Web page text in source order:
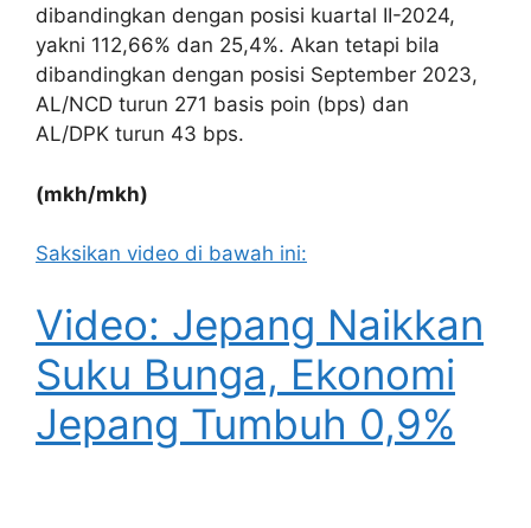
dibandingkan dengan posisi kuartal II-2024,
yakni 112,66% dan 25,4%. Akan tetapi bila
dibandingkan dengan posisi September 2023,
AL/NCD turun 271 basis poin (bps) dan
AL/DPK turun 43 bps.
(mkh/mkh)
Saksikan video di bawah ini:
Video: Jepang Naikkan
Suku Bunga, Ekonomi
Jepang Tumbuh 0,9%